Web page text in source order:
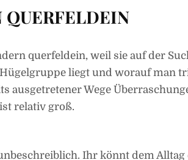
QUERFELDEIN
querfeldein, weil sie auf der
liegt und worauf man
ausgetretener Wege
relativ groß.
Ihr könnt dem